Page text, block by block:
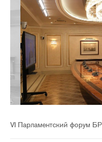
VI Парламентский форум